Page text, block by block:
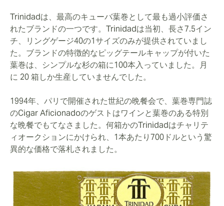
Trinidadは、最高のキューバ葉巻として最も過小評価さ
れたブランドの一つです。Trinidadは当初、長さ7.5イン
チ、リングゲージ40の1サイズのみが提供されていまし
た。ブランドの特徴的なピッグテールキャップが付いた
葉巻は、シンプルな杉の箱に100本入っていました。月
に 20 箱しか生産していませんでした。
1994年、パリで開催された世紀の晩餐会で、葉巻専門誌
のCigar Aficionadoのゲストはワインと葉巻のある特別
な晩餐でもてなさました。何箱かのTrinidadはチャリテ
ィオークションにかけられ、1本あたり700ドルという驚
異的な価格で落札されました。